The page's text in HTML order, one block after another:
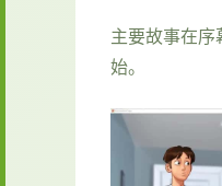
主要故事在
始。